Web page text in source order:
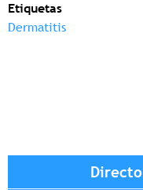
Etiquetas
Dermatitis